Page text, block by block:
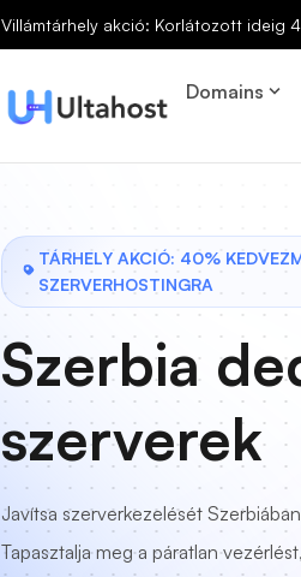
Villámtárhely akció: Korlátozott ideig
Domains
TÁRHELY AKCIÓ: 40%
SZERVERHOSTINGRA
Szerbia
szerverek
Javítsa szerverkezelését
Tapasztalja meg a páratlan